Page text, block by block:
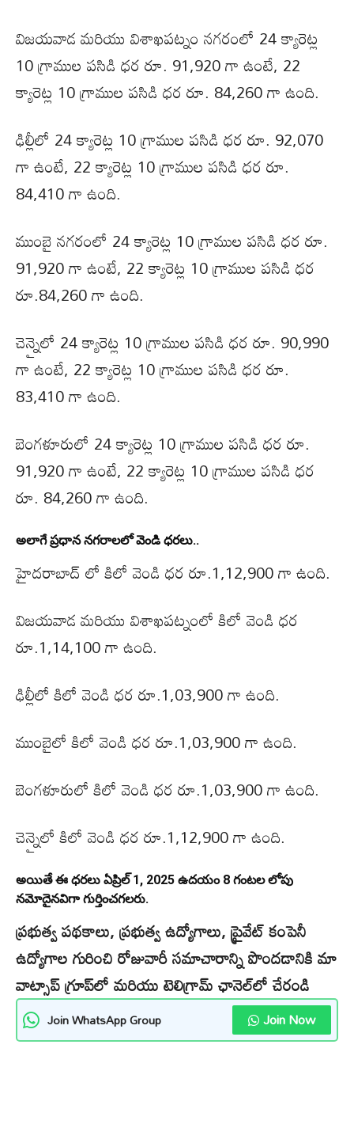
విజయవాడ మరియు విశాఖపట్నం నగరంలో 24 క్యారెట్ల
10 గ్రాముల పసిడి ధర రూ. 91,920 గా ఉంటే, 22
క్యారెట్ల 10 గ్రాముల పసిడి ధర రూ. 84,260 గా ఉంది.
ఢిల్లీలో 24 క్యారెట్ల 10 గ్రాముల పసిడి ధర రూ. 92,070
గా ఉంటే, 22 క్యారెట్ల 10 గ్రాముల పసిడి ధర రూ.
84,410 గా ఉంది.
ముంబై నగరంలో 24 క్యారెట్ల 10 గ్రాముల పసిడి ధర రూ.
91,920 గా ఉంటే, 22 క్యారెట్ల 10 గ్రాముల పసిడి ధర
రూ.84,260 గా ఉంది.
చెన్నైలో 24 క్యారెట్ల 10 గ్రాముల పసిడి ధర రూ. 90,990
గా ఉంటే, 22 క్యారెట్ల 10 గ్రాముల పసిడి ధర రూ.
83,410 గా ఉంది.
బెంగళూరులో 24 క్యారెట్ల 10 గ్రాముల పసిడి ధర రూ.
91,920 గా ఉంటే, 22 క్యారెట్ల 10 గ్రాముల పసిడి ధర
రూ. 84,260 గా ఉంది.
అలాగే ప్రధాన నగరాలలో వెండి ధరలు..
హైదరాబాద్ లో కిలో వెండి ధర రూ.1,12,900 గా ఉంది.
విజయవాడ మరియు విశాఖపట్నంలో కిలో వెండి ధర
రూ.1,14,100 గా ఉంది.
ఢిల్లీలో కిలో వెండి ధర రూ.1,03,900 గా ఉంది.
ముంబైలో కిలో వెండి ధర రూ.1,03,900 గా ఉంది.
బెంగళూరులో కిలో వెండి ధర రూ.1,03,900 గా ఉంది.
చెన్నైలో కిలో వెండి ధర రూ.1,12,900 గా ఉంది.
అయితే ఈ ధరలు ఏప్రిల్ 1, 2025 ఉదయం 8 గంటల లోపు
నమోదైనవిగా గుర్తించగలరు.
ప్రభుత్వ పథకాలు, ప్రభుత్వ ఉద్యోగాలు, ప్రైవేట్ కంపెనీ
ఉద్యోగాల గురించి రోజువారీ సమాచారాన్ని పొందడానికి మా
వాట్సాప్ గ్రూప్‌లో మరియు టెలిగ్రామ్ ఛానెల్‌లో చేరండి
Join WhatsApp Group Join Now